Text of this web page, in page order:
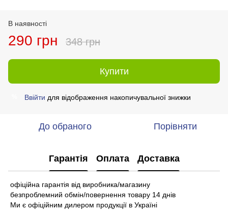
В наявності
290 грн 348 грн
Купити
Ввійти для відображення накопичувальної знижки
До обраного Порівняти
Гарантія Оплата Доставка
офіційна гарантія від виробника/магазину
безпроблемний обмін/повернення товару 14 днів
Ми є офіційним дилером продукції в Україні